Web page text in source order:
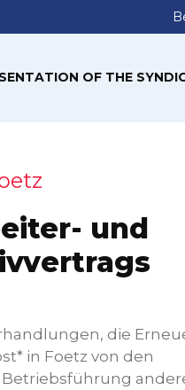
OF THE
und
die
in Foetz von den
Betriebsführung